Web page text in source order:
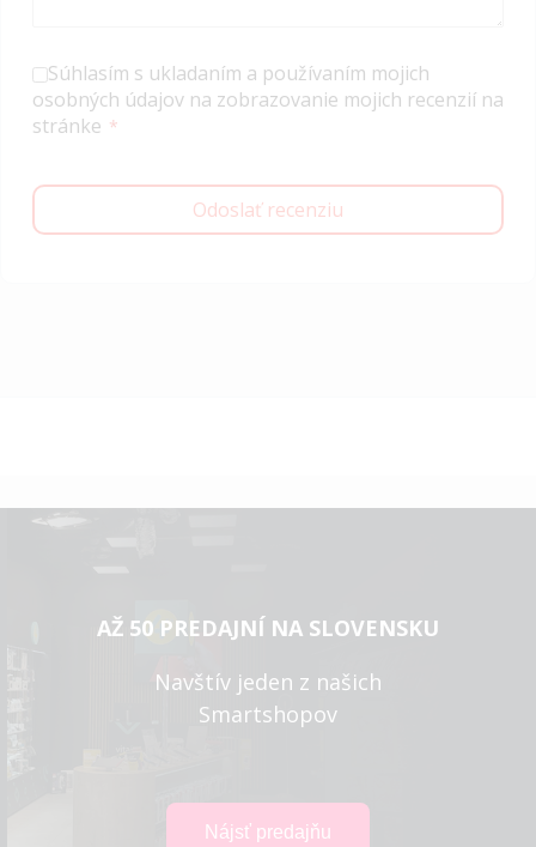
Súhlasím s ukladaním a používaním mojich
osobných údajov na zobrazovanie mojich recenzií na
stránke
Odoslať recenziu
AŽ 50 PREDAJNÍ NA SLOVENSKU
Navštív jeden z našich
Smartshopov